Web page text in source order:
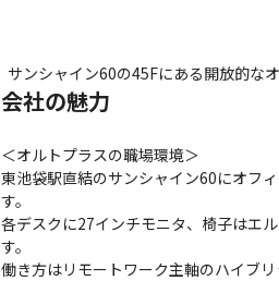
サンシャイン60の45Fにある開放的なオ
会社の魅力
＜オルトプラスの職場環境＞
東池袋駅直結のサンシャイン60にオフ
す。
各デスクに27インチモニタ、椅子はエ
す。
働き方はリモートワーク主軸のハイブ